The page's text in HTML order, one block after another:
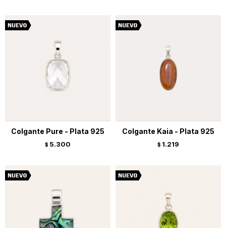
Colgante Pure - Plata 925
$ 5.300
Colgante Kaia - Plata 925
$ 1.219